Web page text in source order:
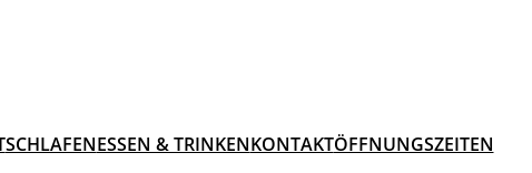
SCHLAFENESSEN & TRINKENKONTAKTÖFFNUNGSZEITEN